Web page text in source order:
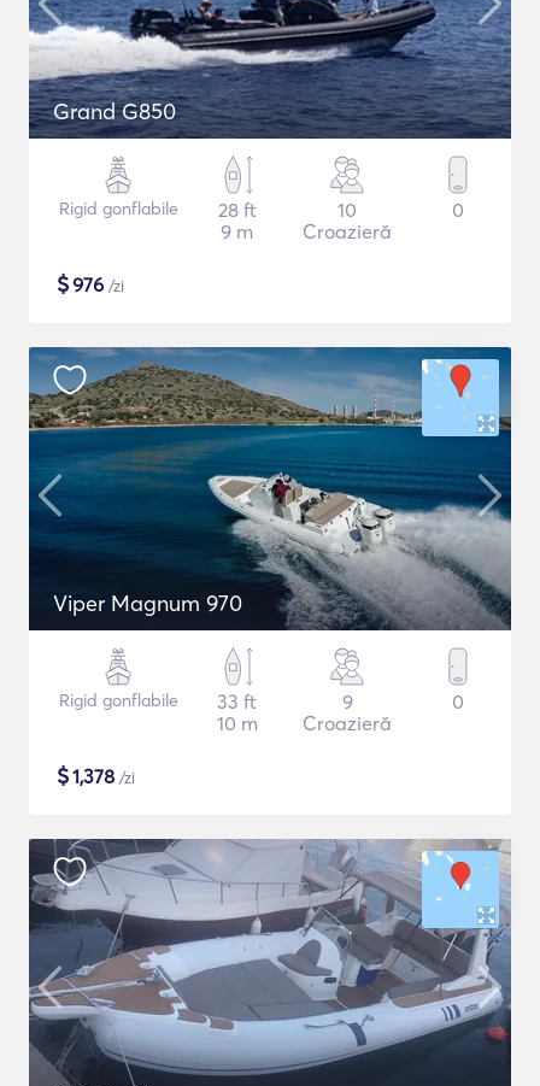
Grand G850
Rigid gonflabile
28 ft
9 m
10
Croazieră
0
$976 /zi
Viper Magnum 970
Rigid gonflabile
33 ft
10 m
9
Croazieră
0
$1,378 /zi